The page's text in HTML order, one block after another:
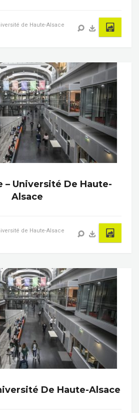
de Haute-Alsace
Université De Haute-
Alsace
de Haute-Alsace
De Haute-Alsace